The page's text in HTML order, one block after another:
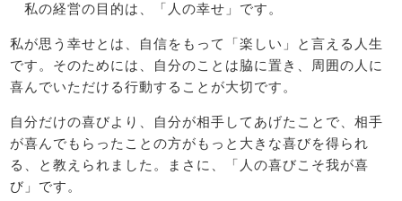
私の経営の目的は、「人の幸せ」です。
私が思う幸せとは、自信をもって「楽しい」と言える人生
です。そのためには、自分のことは脇に置き、周囲の人に
喜んでいただける行動することが大切です。
自分だけの喜びより、自分が相手してあげたことで、相手
が喜んでもらったことの方がもっと大きな喜びを得られ
る、と教えられました。まさに、「人の喜びこそ我が喜
び」です。